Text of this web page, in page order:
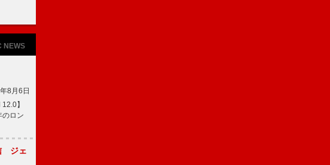
NEWS
8月6日
】
ロン
ジェ